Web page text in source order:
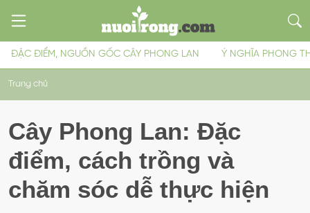
ĐẶC ĐIỂM, NGUỒN GỐC CÂY PHONG LAN Ý NGHĨA PHONG
Trang chủ
Cây Phong Lan: Đặc
điểm, cách trồng và
chăm sóc dễ thực hiện